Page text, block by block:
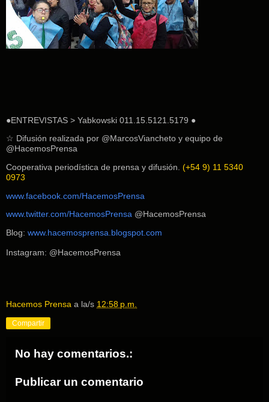
●ENTREVISTAS > Yabkowski 011.15.5121.5179 ●
☆ Difusión realizada por @MarcosViancheto y equipo de
@HacemosPrensa
Cooperativa periodística de prensa y difusión. (+54 9) 11 5340
0973
www.facebook.com/HacemosPrensa
www.twitter.com/HacemosPrensa @HacemosPrensa
Blog: www.hacemosprensa.blogspot.com
Instagram: @HacemosPrensa
Hacemos Prensa a la/s 12:58 p.m.
Compartir
No hay comentarios.:
Publicar un comentario